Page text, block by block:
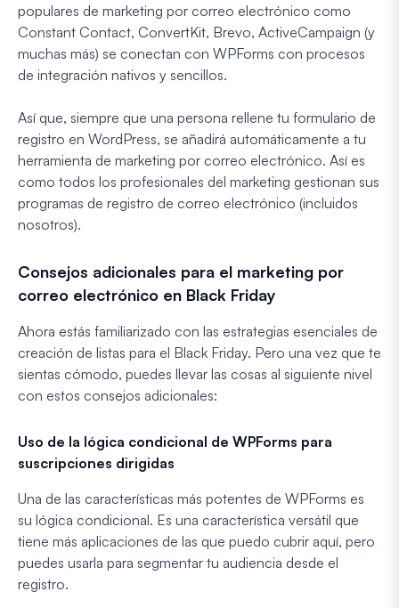
populares de marketing por correo electrónico como
Constant Contact, ConvertKit, Brevo, ActiveCampaign (y
muchas más) se conectan con WPForms con procesos
de integración nativos y sencillos.
Así que, siempre que una persona rellene tu formulario de
registro en WordPress, se añadirá automáticamente a tu
herramienta de marketing por correo electrónico. Así es
como todos los profesionales del marketing gestionan sus
programas de registro de correo electrónico (incluidos
nosotros).
Consejos adicionales para el marketing por
correo electrónico en Black Friday
Ahora estás familiarizado con las estrategias esenciales de
creación de listas para el Black Friday. Pero una vez que te
sientas cómodo, puedes llevar las cosas al siguiente nivel
con estos consejos adicionales:
Uso de la lógica condicional de WPForms para
suscripciones dirigidas
Una de las características más potentes de WPForms es
su lógica condicional. Es una característica versátil que
tiene más aplicaciones de las que puedo cubrir aquí, pero
puedes usarla para segmentar tu audiencia desde el
registro.